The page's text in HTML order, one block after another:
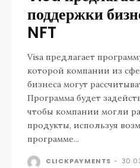
поддержки
NFT
Visa предлагает
которой компании из
бизнеса могут
Программа будет
чтобы компании могли
продукты, используя
программе...
CLICKPAYMENTS -